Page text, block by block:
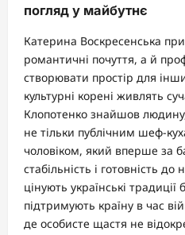
погляд у майбутнє
Катерина Воскресенська
романтичні почуття, а й
створювати простір для
культурні корені живлять
Клопотенко знайшов
не тільки публічним шеф-
чоловіком, який вперше за
стабільність і готовність
цінують українські
підтримують країну в час
де особисте щастя не